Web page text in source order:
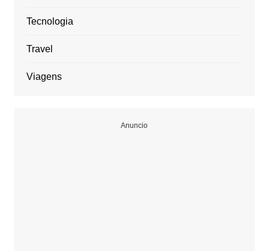
Tecnologia
Travel
Viagens
Anuncio